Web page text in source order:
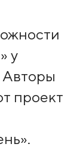
у
Авторы
проект